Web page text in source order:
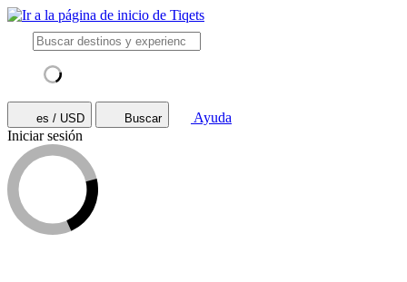
es / USD Buscar
Ayuda
Iniciar sesión